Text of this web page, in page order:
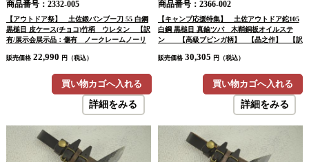
商品番号：2332-005
【アウトドア祭】 土佐鍛バンブー刀 55 白鋼
黒槌目 皮ケース(チョコ)竹柄 ウレタン 【訳
有/展示会展示品：傷有 ノークレームノーリ
販売価格 22,990 円（税込）
買い物カゴへ入れる
詳細をみる
商品番号：2366-002
【キャンプ応援特集】 土佐アウトドア鉈105
白鋼 黒槌目 真鍮ツバ 木鞘銅板オイルステ
ン 【高級ブビンガ柄】 【晶之作】 【訳
ーリターン：承諾の上注文】
販売価格 30,305 円（税込）
買い物カゴへ入れる
詳細をみる